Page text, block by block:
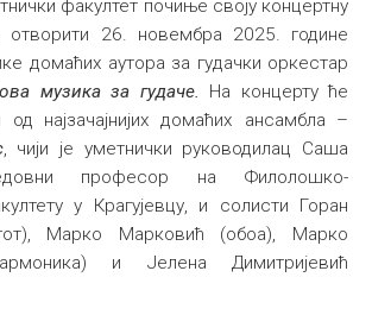
факултет почиње своју концертну
отворити 26. новембра 2025. године
домаћих аутора за гудачки оркестар
музика за гудаче. На концерту ће
од најзачајнијих домаћих ансамбла –
, чији је уметнички руководилац Саша
професор на Филолошко-
у Крагујевцу, и солисти Горан
Марко Марковић (обоа), Марко
и Јелена Димитријевић